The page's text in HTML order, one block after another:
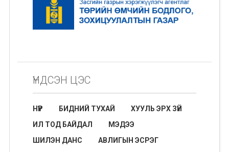
ҮНДСЭН ЦЭС
НҮҮР БИДНИЙ ТУХАЙ
ХУУЛЬ ЭРХ ЗҮЙ
ИЛ ТОД БАЙДАЛ
МЭДЭЭ
ШИЛЭН ДАНС
АВЛИГЫН ЭСРЭГ